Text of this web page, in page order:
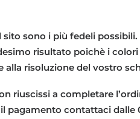
sito sono i più fedeli
risultato poichè i
alla risoluzione del vostro
riuscissi a completare
contattaci dalle